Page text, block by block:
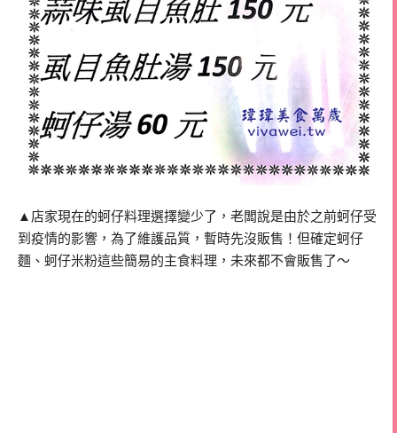
▲店家現在的蚵仔料理選擇變少了，老闆說是由於之前蚵仔受
到疫情的影響，為了維護品質，暫時先沒販售！但確定蚵仔
麵、蚵仔米粉這些簡易的主食料理，未來都不會販售了～